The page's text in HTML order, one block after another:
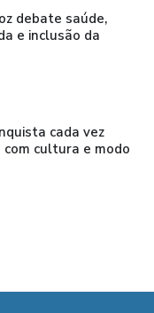
debate saúde,
e inclusão da
cada vez
cultura e modo